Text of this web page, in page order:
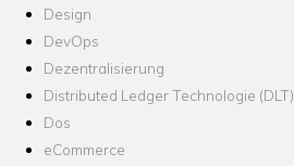
Design
DevOps
Dezentralisierung
Distributed Ledger Technologie (DLT)
Dos
eCommerce